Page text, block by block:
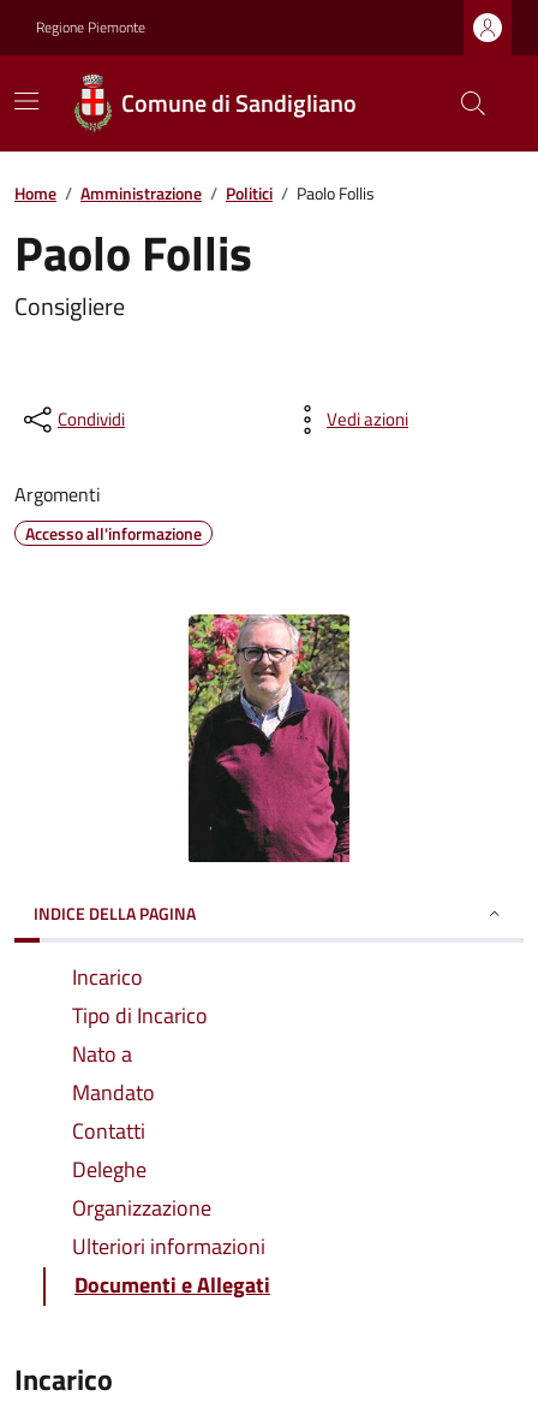
Regione Piemonte
Comune di Sandigliano
Home / Amministrazione / Politici / Paolo Follis
Paolo Follis
Consigliere
Condividi Vedi azioni
Argomenti
Accesso all'informazione
INDICE DELLA PAGINA
Incarico
Tipo di Incarico
Nato a
Mandato
Contatti
Deleghe
Organizzazione
Ulteriori informazioni
Documenti e Allegati
Incarico